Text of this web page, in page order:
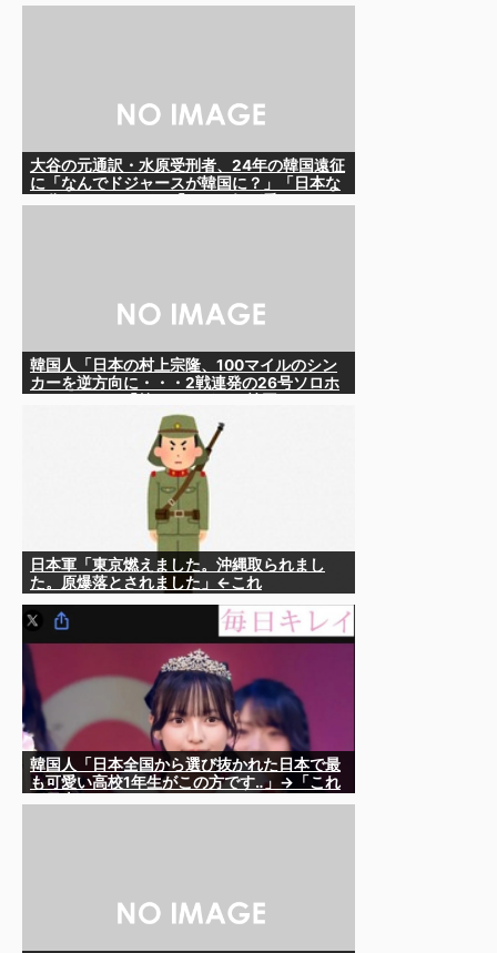
大谷の元通訳・水原受刑者、24年の韓国遠征
に「なんでドジャースが韓国に？」「日本な
韓国人「日本の村上宗隆、100マイルのシン
カーを逆方向に・・・2戦連発の26号ソロホ
打者がいなのか」「アジア打者GOAT」
日本軍「東京燃えました。沖縄取られまし
た。原爆落とされました」←これ
韓国人「日本全国から選び抜かれた日本で最
も可愛い高校1年生がこの方です‥」→「これ